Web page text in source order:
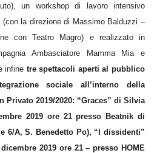
un workshop di lavoro intensivo
la direzione di Massimo Balduzzi –
con Teatro Magro) e realizzato in
Ambasciatore Mamma Mia e
infine tre spettacoli aperti al pubblico
sociale all’interno della
Privato 2019/2020: “Graces” di Silvia
2019 ore 21 presso Beatnik di
6/A, S. Benedetto Po), “I dissidenti”
2019 ore 21 – presso HOME